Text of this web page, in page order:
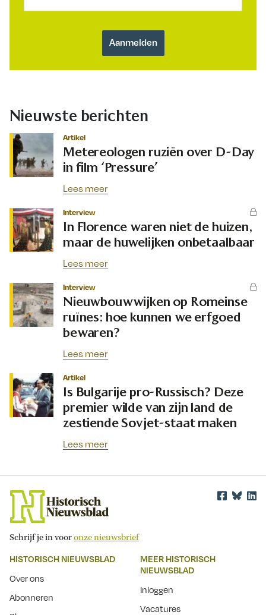
Nieuwste berichten
Artikel
Metereologen ruziën over D-Day
in film ‘Pressure’
Lees meer
Interview
In Florence waren niet de huizen,
maar de huwelijken onbetaalbaar
Lees meer
Interview
Nieuwbouwwijken op Romeinse
ruïnes: hoe kunnen we erfgoed
bewaren?
Lees meer
Artikel
Is Bulgarije pro-Russisch? Deze
premier wilde van zijn land de
zestiende Sovjet-staat maken
Lees meer
Schrijf je in vooronze nieuwsbrief
HISTORISCH NIEUWSBLAD
Over ons
Abonneren
MEER HISTORISCH
NIEUWSBLAD
Inloggen
Vacatures